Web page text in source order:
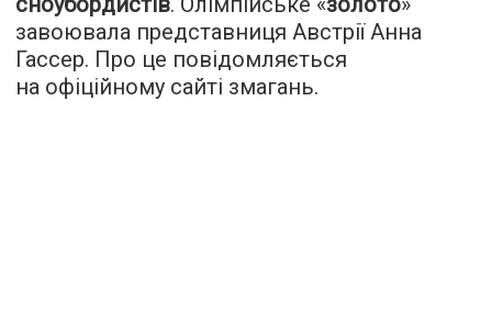
завоювала представниця Австрії Анна
Гассер. Про це повідомляється
на офіційному сайті змагань.